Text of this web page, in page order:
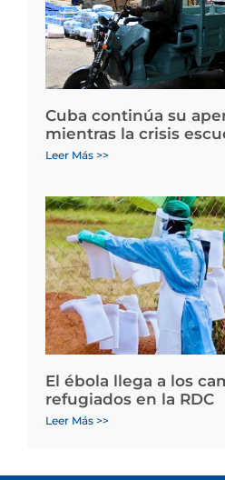
Cuba continúa su
mientras la crisis
Leer Más >>
El ébola llega a los
refugiados en la RDC
Leer Más >>